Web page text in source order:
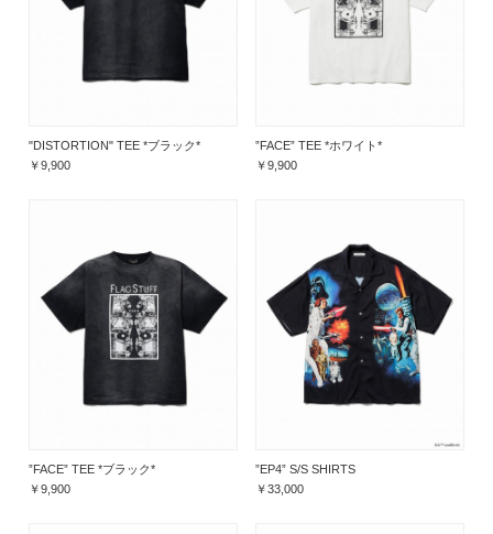
"DISTORTION" TEE *ブラック*
￥9,900
”FACE” TEE *ホワイト*
￥9,900
”FACE” TEE *ブラック*
￥9,900
”EP4” S/S SHIRTS
￥33,000